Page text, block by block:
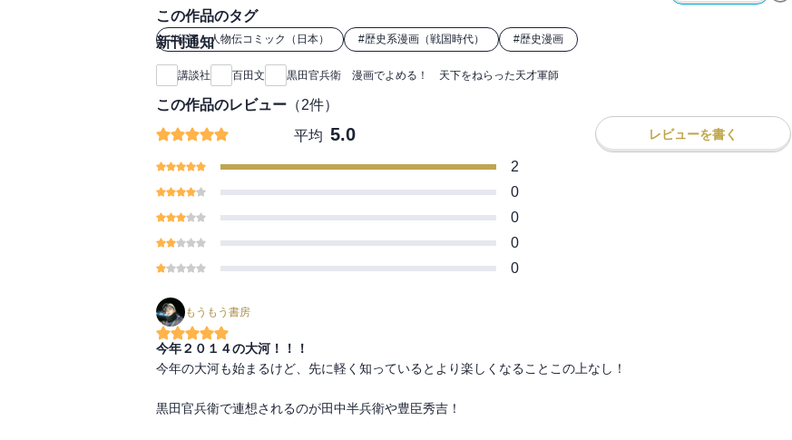
この作品のタグ
#伝記・人物伝コミック（日本） #歴史系漫画（戦国時代） #歴史漫画
新刊通知
講談社 百田文 黒田官兵衛 漫画でよめる！ 天下をねらった天才軍師
この作品のレビュー （2件）
平均 5.0 レビューを書く
2
0
0
0
0
もうもう書房
今年２０１４の大河！！！
今年の大河も始まるけど、先に軽く知っているとより楽しくなることこの上なし！
黒田官兵衛で連想されるのが田中半兵衛や豊臣秀吉！